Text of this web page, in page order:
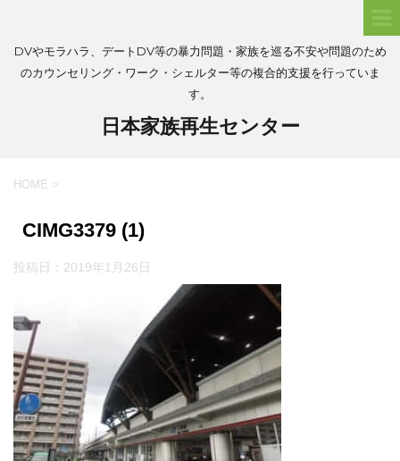
DVやモラハラ、デートDV等の暴力問題・家族を巡る不安や問題のため
のカウンセリング・ワーク・シェルター等の複合的支援を行っていま
す。
日本家族再生センター
HOME >
CIMG3379 (1)
投稿日： 2019年1月26日